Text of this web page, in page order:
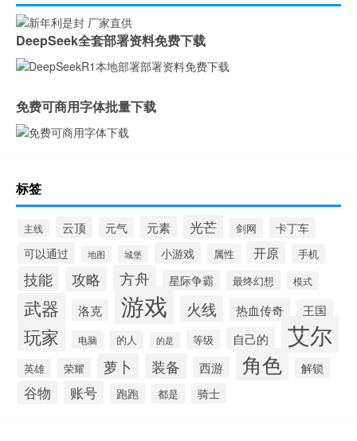
DeepSeek全套部署资料免费下载
免费可商用字体批量下载
标签
主线 云顶 元气 元素 光芒 剑网 卡丁车
可以通过 地图 城堡 小游戏 属性 开原 手机
技能 攻略 方舟 星际争霸 最终幻想 模式
武器 洛克 游戏 火线 热血传奇 王国
玩家 电脑 的人 的是 等级 自己的 艾尔
英雄 荣耀 萝卜 装备 西游 角色 解锁
谷物 账号 跑跑 都是 骑士